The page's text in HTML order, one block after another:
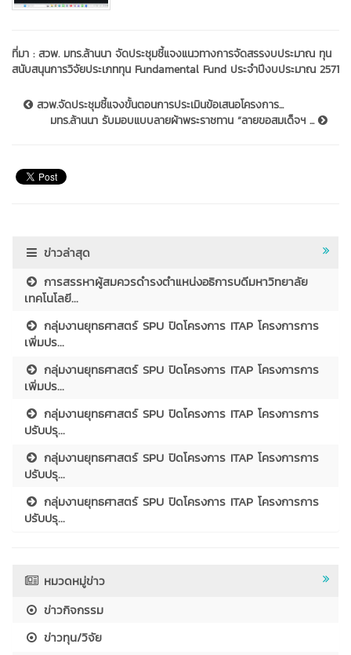
ที่มา :สวพ. มทร.ล้านนา จัดประชุมชี้แจงแนวทางการจัดสรรงบประมาณ ทุน
สนับสนุนการวิจัยประเภททุน Fundamental Fund ประจำปีงบประมาณ 2571
สวพ.จัดประชุมชี้แจงขั้นตอนการประเมินข้อเสนอโครงการ...
มทร.ล้านนา รับมอบแบบลายผ้าพระราชทาน “ลายขอสมเด็จฯ ...
ข่าวล่าสุด
การสรรหาผู้สมควรดำรงตำแหน่งอธิการบดีมหาวิทยาลัย
เทคโนโลยี...
กลุ่มงานยุทธศาสตร์ SPU ปิดโครงการ ITAP โครงการการ
เพิ่มปร...
กลุ่มงานยุทธศาสตร์ SPU ปิดโครงการ ITAP โครงการการ
เพิ่มปร...
กลุ่มงานยุทธศาสตร์ SPU ปิดโครงการ ITAP โครงการการ
ปรับปรุ...
กลุ่มงานยุทธศาสตร์ SPU ปิดโครงการ ITAP โครงการการ
ปรับปรุ...
กลุ่มงานยุทธศาสตร์ SPU ปิดโครงการ ITAP โครงการการ
ปรับปรุ...
หมวดหมู่ข่าว
ข่าวกิจกรรม
ข่าวทุน/วิจัย